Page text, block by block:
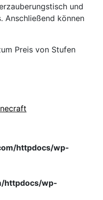
und
Anschließend können
Preis von Stufen
httpdocs/wp-
httpdocs/wp-